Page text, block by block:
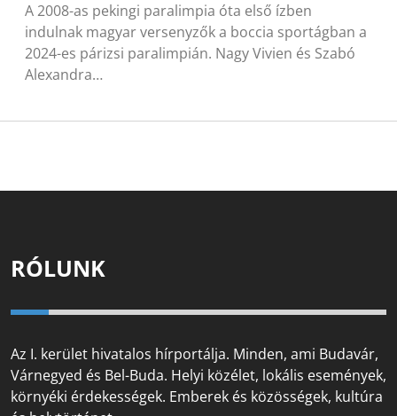
A 2008-as pekingi paralimpia óta első ízben
indulnak magyar versenyzők a boccia sportágban a
2024-es párizsi paralimpián. Nagy Vivien és Szabó
Alexandra…
RÓLUNK
Az I. kerület hivatalos hírportálja. Minden, ami Budavár,
Várnegyed és Bel-Buda. Helyi közélet, lokális események,
környéki érdekességek. Emberek és közösségek, kultúra